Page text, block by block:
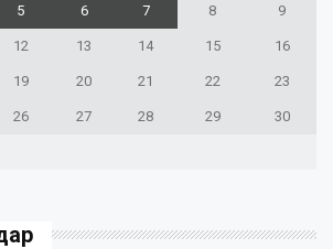
5 6 7 8 9
12 13 14 15 16
19 20 21 22 23
26 27 28 29 30